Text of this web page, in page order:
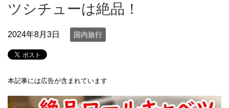
ツシチューは絶品！
2024年8月3日 国内旅行
本記事には広告が含まれています